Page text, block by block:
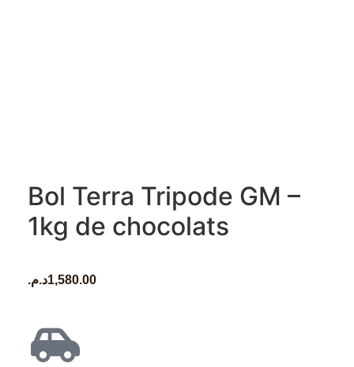
Bol Terra Tripode GM –
1kg de chocolats
1,580.00د.م.